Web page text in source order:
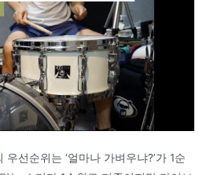
선순위는 ‘얼마나 가벼우냐?’가 1순